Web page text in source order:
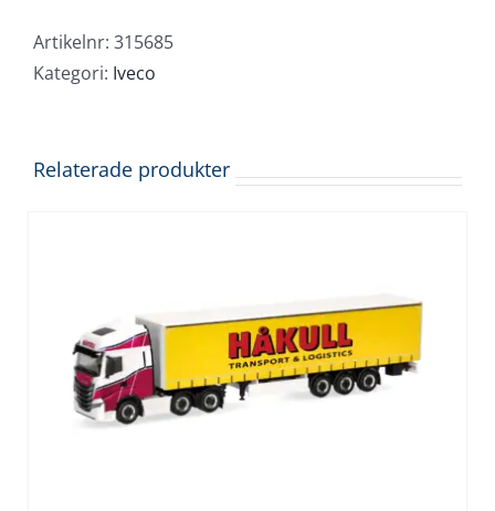
4x2
"Shell"
Artikelnr: 315685
Kategori: Iveco
Relaterade produkter